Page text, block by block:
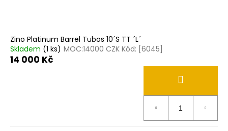
Zino Platinum Barrel Tubos 10´S TT ´L´
Skladem (1 ks) MOC:14000 CZK Kód: [6045]
14 000 Kč